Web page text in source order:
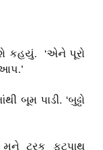
કહયું. ‘એને પૂરો
આપ.’
પાડી. ‘બુઢ્ઢો
મને ટ્રક ફુટપાથ